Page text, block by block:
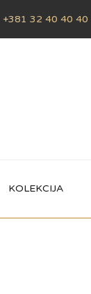
+381 32 40 40 40
KOLEKCIJA